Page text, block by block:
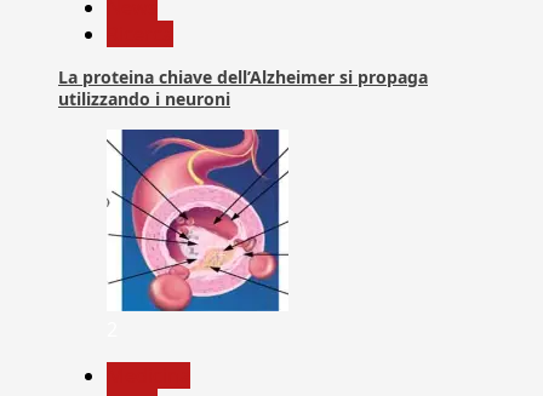
La proteina chiave dell’Alzheimer si propaga
utilizzando i neuroni